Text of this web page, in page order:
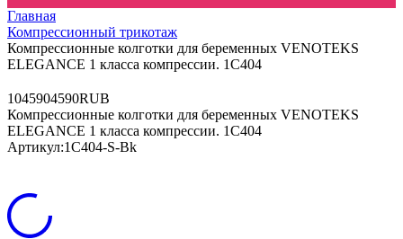
Главная
Компрессионный трикотаж
Компрессионные колготки для беременных VENOTEKS
ELEGANCE 1 класса компрессии. 1С404
1045904590RUB
Компрессионные колготки для беременных VENOTEKS
ELEGANCE 1 класса компрессии. 1С404
Артикул:1С404-S-Bk